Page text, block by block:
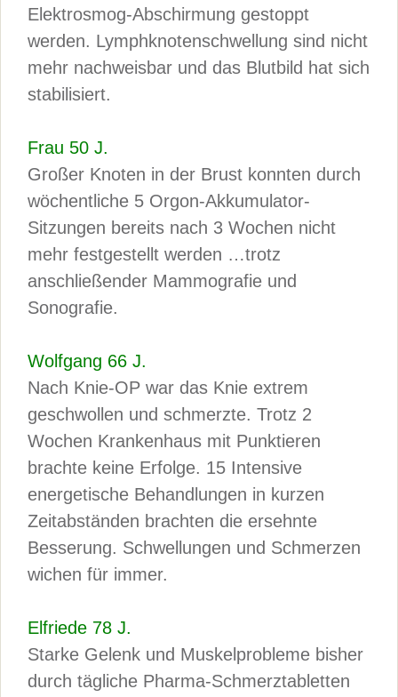
Elektrosmog-Abschirmung gestoppt
werden. Lymphknotenschwellung sind nicht
mehr nachweisbar und das Blutbild hat sich
stabilisiert.
Frau 50 J.
Großer Knoten in der Brust konnten durch
wöchentliche 5 Orgon-Akkumulator-
Sitzungen bereits nach 3 Wochen nicht
mehr festgestellt werden …trotz
anschließender Mammografie und
Sonografie.
Wolfgang 66 J.
Nach Knie-OP war das Knie extrem
geschwollen und schmerzte. Trotz 2
Wochen Krankenhaus mit Punktieren
brachte keine Erfolge. 15 Intensive
energetische Behandlungen in kurzen
Zeitabständen brachten die ersehnte
Besserung. Schwellungen und Schmerzen
wichen für immer.
Elfriede 78 J.
Starke Gelenk und Muskelprobleme bisher
durch tägliche Pharma-Schmerztabletten